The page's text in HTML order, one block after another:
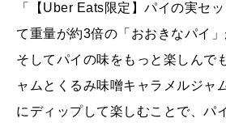
「【Uber Eats限定】パイの実セ
て重量が約3倍の「おおきなパイ
そしてパイの味をもっと楽しんで
ャムとくるみ味噌キャラメルジャ
にディップして楽しむことで、パ